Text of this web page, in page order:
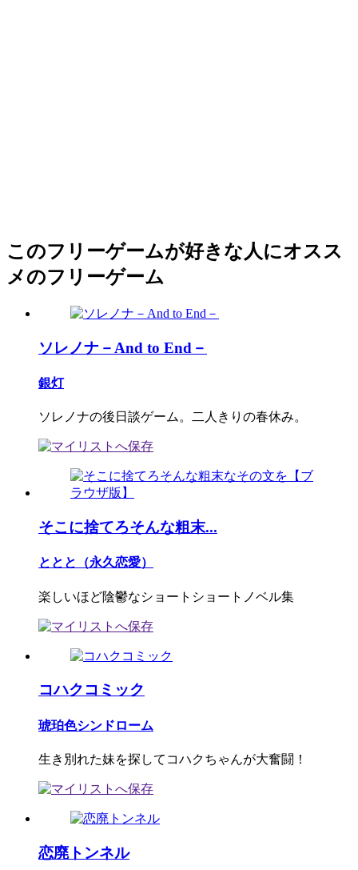
このフリーゲームが好きな人にオスス
メのフリーゲーム
ソレノナ－And to End－
銀灯
ソレノナの後日談ゲーム。二人きりの春休み。
そこに捨てろそんな粗末...
ととと（永久恋愛）
楽しいほど陰鬱なショートショートノベル集
コハクコミック
琥珀色シンドローム
生き別れた妹を探してコハクちゃんが大奮闘！
恋廃トンネル